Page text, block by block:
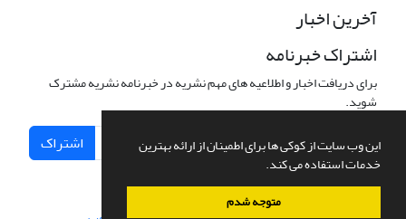
این وب سایت از کوکی ها برای اطمینان از ارائه بهترین
خدمات استفاده می کند.
متوجه شدم
آخرین اخبار
اشتراک خبرنامه
برای دریافت اخبار و اطلاعیه های مهم نشریه در خبرنامه نشریه مشترک
شوید.
اشتراک